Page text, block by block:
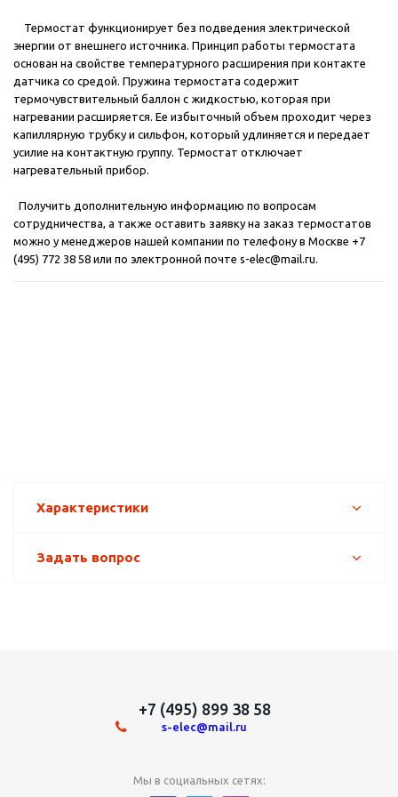
Термостат функционирует без подведения электрической
энергии от внешнего источника. Принцип работы термостата
основан на свойстве температурного расширения при контакте
датчика со средой. Пружина термостата содержит
термочувствительный баллон с жидкостью, которая при
нагревании расширяется. Ее избыточный объем проходит через
капиллярную трубку и сильфон, который удлиняется и передает
усилие на контактную группу. Термостат отключает
нагревательный прибор.
Получить дополнительную информацию по вопросам
сотрудничества, а также оставить заявку на заказ термостатов
можно у менеджеров нашей компании по телефону в Москве +7
(495) 772 38 58 или по электронной почте s-elec@mail.ru.
Характеристики
Задать вопрос
+7 (495) 899 38 58
s-elec@mail.ru
Мы в социальных сетях: